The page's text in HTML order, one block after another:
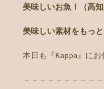
美味しいお魚！（高
美味しい素材をもっ
本日も『Kappa』にお
－－－－－－－－－